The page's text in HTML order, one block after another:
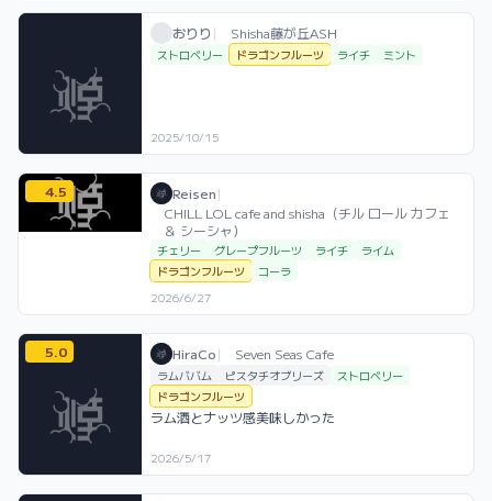
おりり / お店シーシャ / 2025年10月15日
おりり | Shisha藤が丘ASH
利用フレーバー
ストロベリー ドラゴンフルーツ ライチ ミント
2025/10/15
4.5 Reisen / お店シーシャ / 2026年6月27日
Reisen|
CHILL LOL cafe and shisha（チル ロール カフェ
＆ シーシャ）
利用フレーバー
チェリー グレープフルーツ ライチ
ライム
ドラゴンフルーツ
コーラ
評価
2026/6/27
5.0 HiraCo / お店シーシャ / 2026年5月17日
HiraCo| Seven Seas Cafe
利用フレーバー
ラムババム ピスタチオブリーズ
ストロベリー
ドラゴンフルーツ
コメント
ラム酒とナッツ感美味しかった
評価
2026/5/17